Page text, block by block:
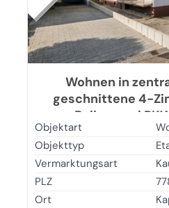
Wohnen in
geschnittene 4-
Balkon und
Objektart
Objekttyp
Vermarktungsart
PLZ
Ort